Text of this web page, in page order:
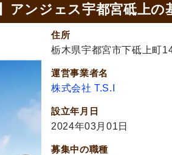
アンジェス宇都宮砥上の
住所
栃木県宇都宮市下砥上町
運営事業者名
株式会社 T.S.I
設立年月日
2024年03月01日
募集中の職種